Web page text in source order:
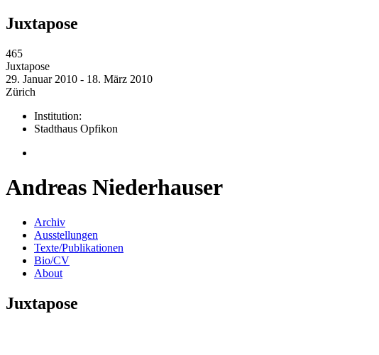
Juxtapose
465
Juxtapose
29. Januar 2010 - 18. März 2010
Zürich
Institution:
Stadthaus Opfikon
Andreas Niederhauser
Archiv
Ausstellungen
Texte/Publikationen
Bio/CV
About
Juxtapose